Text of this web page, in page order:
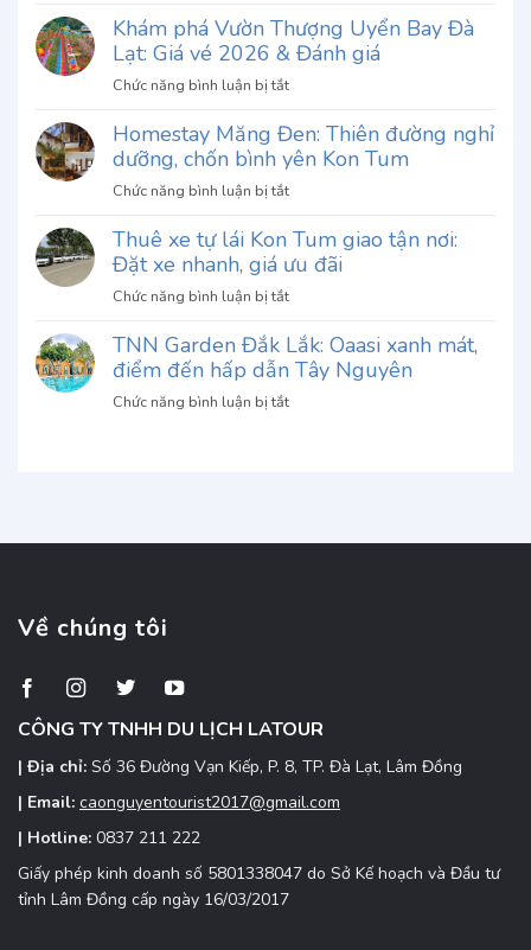
Phở
Thố
Gia
Lạt:
Khám
phá
vị
độc
quên
Khám phá Vườn Thượng Uyển Bay Đà
Lạt: Giá vé 2026 & Đánh giá
Chức năng bình luận bị tắtở
phá
Vườn
Uyển
Đà
Lạt:
Giá
2026
&
Homestay Măng Đen: Thiên đường nghỉ
dưỡng, chốn bình yên Kon Tum
Chức năng bình luận bị tắtở
Măng
Đen:
đường
nghỉ
dưỡng,
chốn
bình
Thuê xe tự lái Kon Tum giao tận nơi:
Đặt xe nhanh, giá ưu đãi
Chức năng bình luận bị tắtở
xe
tự
Kon
TNN Garden Đắk Lắk: Oaasi xanh mát,
điểm đến hấp dẫn Tây Nguyên
Chức năng bình luận bị tắtở
xanh
Về chúng tôi
CÔNG TY TNHH DU LỊCH LATOUR
| Địa chỉ: Số 36 Đường Vạn Kiếp, P. 8, TP. Đà Lạt, Lâm Đồng
| Email: caonguyentourist2017@gmail.com
| Hotline: 0837 211 222
Giấy phép kinh doanh số 5801338047 do Sở Kế hoạch và Đầu tư
tỉnh Lâm Đồng cấp ngày 16/03/2017